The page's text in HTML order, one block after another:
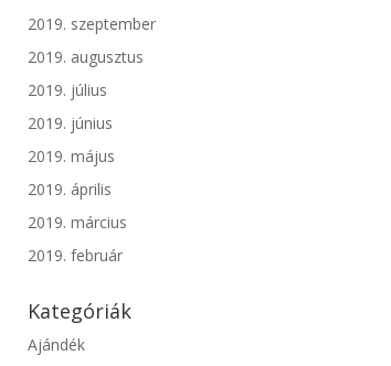
2019. szeptember
2019. augusztus
2019. július
2019. június
2019. május
2019. április
2019. március
2019. február
Kategóriák
Ajándék